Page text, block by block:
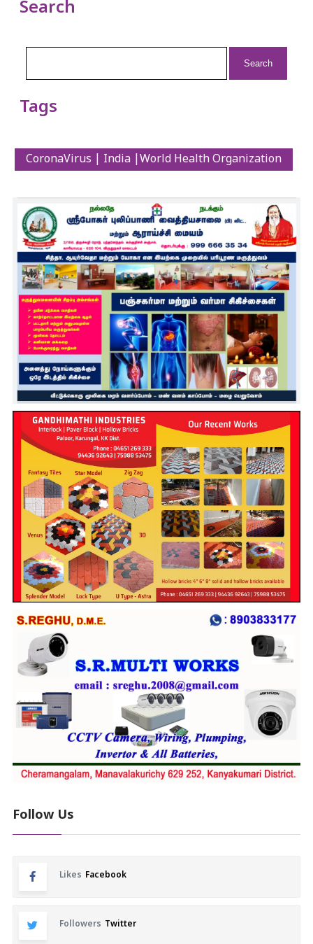
Search
Tags
CoronaVirus | India |World Health Organization
Follow Us
Likes Facebook
Followers Twitter